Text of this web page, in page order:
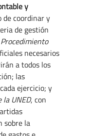
y
de coordinar y
de gestión
necesarios
a todos los
las
ejercicio; y
la UNED, con
sobre la